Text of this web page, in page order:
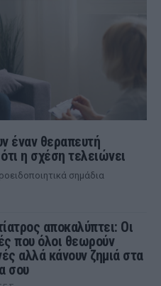
έναν θεραπευτή
η σχέση τελειώνει
σημάδια
αποκαλύπτει: Οι
που όλοι θεωρούν
αλλά κάνουν ζημιά στα
σου